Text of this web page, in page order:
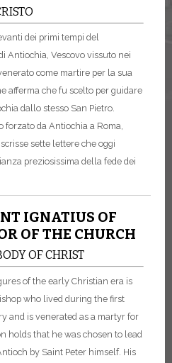
dei primi tempi del
Antiochia, Vescovo vissuto nei
come martire per la sua
afferma che fu scelto per guidare
dallo stesso San Pietro.
forzato da Antiochia a Roma,
sette lettere che oggi
preziosissima della fede dei
IGNATIUS OF
OF THE CHURCH
OF CHRIST
of the early Christian era is
who lived during the first
and is venerated as a martyr for
holds that he was chosen to lead
by Saint Peter himself. His